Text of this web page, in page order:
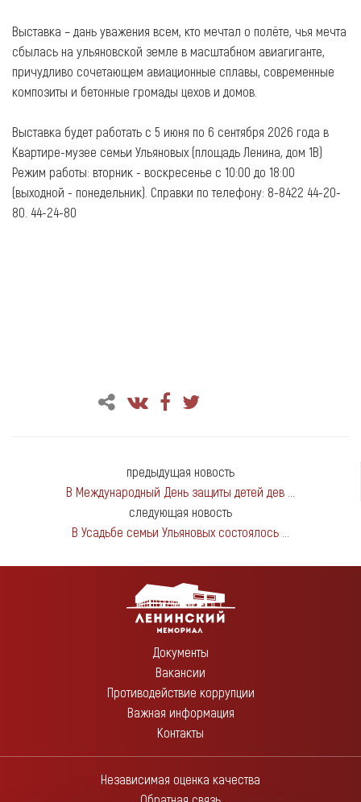
Выставка – дань уважения всем, кто мечтал о полёте, чья мечта
сбылась на ульяновской земле в масштабном авиагиганте,
причудливо сочетающем авиационные сплавы, современные
композиты и бетонные громады цехов и домов.
Выставка будет работать с 5 июня по 6 сентября 2026 года в
Квартире-музее семьи Ульяновых (площадь Ленина, дом 1В)
Режим работы: вторник - воскресенье с 10:00 до 18:00
(выходной - понедельник). Справки по телефону: 8-8422 44-20-
80. 44-24-80
предыдущая новость
В Международный День защиты детей дев ...
следующая новость
В Усадьбе семьи Ульяновых состоялось ...
Документы
Вакансии
Противодействие коррупции
Важная информация
Контакты
Независимая оценка качества